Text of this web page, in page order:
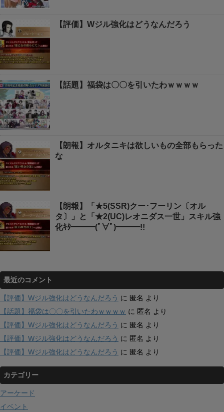
【評価】Wジル強化はどうなんだろう
【話題】福袋は〇〇を引いたわｗｗｗｗ
【朗報】オルタニキは欲しいもの全部もらった
な
【朗報】「★5(SSR)クー･フーリン〔オル
タ〕」と「★2(UC)レオニダス一世」スキル強
化ｷﾀ━━━(ﾟ∀ﾟ)━━━!!
最近のコメント
【評価】Wジル強化はどうなんだろう に 匿名 より
【話題】福袋は〇〇を引いたわｗｗｗｗ に 匿名 より
【評価】Wジル強化はどうなんだろう に 匿名 より
【評価】Wジル強化はどうなんだろう に 匿名 より
【評価】Wジル強化はどうなんだろう に 匿名 より
カテゴリー
アーケード
イベント